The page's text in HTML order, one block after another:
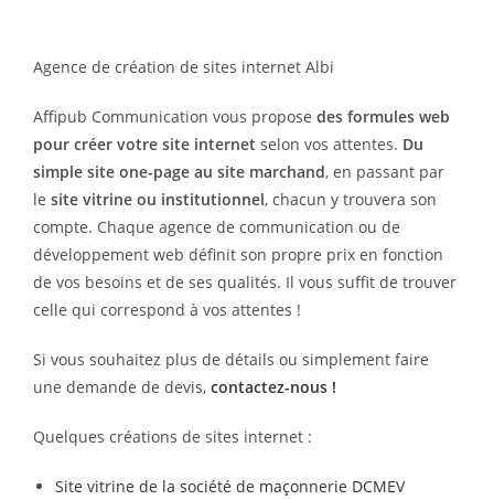
Agence de création de sites internet Albi
Affipub Communication vous propose des formules web
pour créer votre site internet selon vos attentes. Du
simple site one-page au site marchand, en passant par
le site vitrine ou institutionnel, chacun y trouvera son
compte. Chaque agence de communication ou de
développement web définit son propre prix en fonction
de vos besoins et de ses qualités. Il vous suffit de trouver
celle qui correspond à vos attentes !
Si vous souhaitez plus de détails ou simplement faire
une demande de devis, contactez-nous !
Quelques créations de sites internet :
Site vitrine de la société de maçonnerie DCMEV